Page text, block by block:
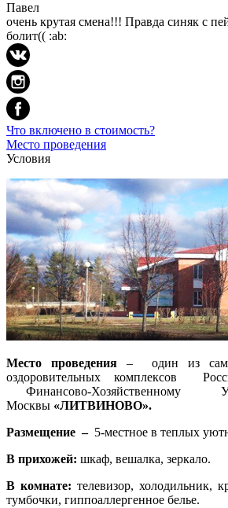
Павел
очень крутая смена!!! Правда синяк с
болит(( :ab:
Что включено в стоимость?
Место проведения
Условия
Место проведения – один из
оздоровительных комплексов
Финансово-Хозяйственному
Москвы «ЛИТВИНОВО».
Размещение – 5-местное в теплых
В прихожей: шкаф, вешалка, зеркало.
В комнате: телевизор, холодильник,
тумбочки, гиппоаллергенное белье.